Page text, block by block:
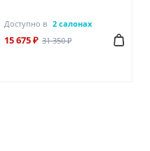
Доступно в 2 салонах
15 675 ₽ 31 350 ₽